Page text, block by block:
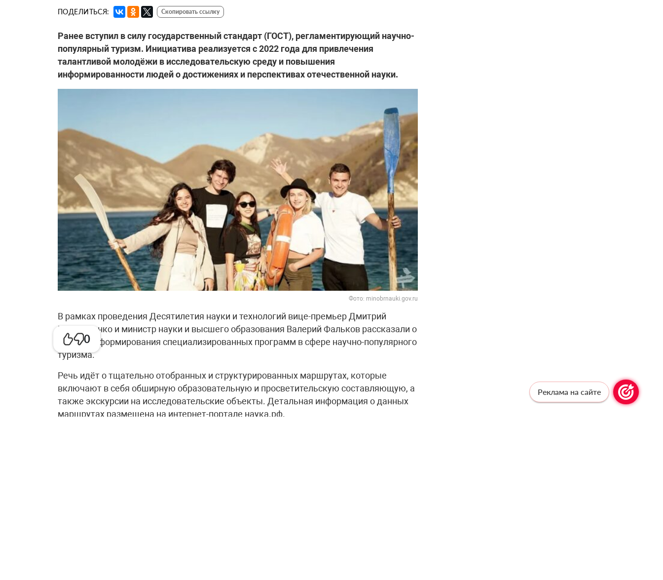
0
ПОДЕЛИТЬСЯ: Скопировать ссылку
Ранее вступил в силу государственный стандарт (ГОСТ), регламентирующий научно-
популярный туризм. Инициатива реализуется с 2022 года для привлечения
талантливой молодёжи в исследовательскую среду и повышения
информированности людей о достижениях и перспективах отечественной науки.
Фото: minobrnauki.gov.ru
В рамках проведения Десятилетия науки и технологий вице-премьер Дмитрий
Чернышенко и министр науки и высшего образования Валерий Фальков рассказали о
процессе формирования специализированных программ в сфере научно-популярного
туризма.
Речь идёт о тщательно отобранных и структурированных маршрутах, которые
включают в себя обширную образовательную и просветительскую составляющую, а
также экскурсии на исследовательские объекты. Детальная информация о данных
маршрутах размещена на интернет-портале наука.рф.
Реклама на сайте